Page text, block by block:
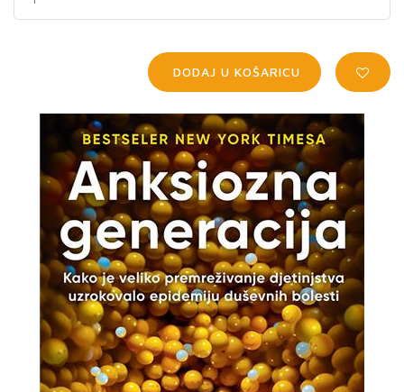
DODAJ U KOŠARICU